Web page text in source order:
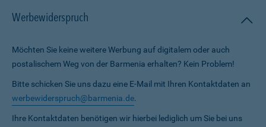
Werbewiderspruch
Möchten Sie keine weitere Werbung auf digitalem oder auch
postalischem Weg von der Barmenia erhalten? Kein Problem!
Bitte schicken Sie uns dazu eine E-Mail mit Ihren Kontaktdaten an
werbewiderspruch@barmenia.de.
Ihre Kontaktdaten benötigen wir hierbei lediglich um Sie bei uns